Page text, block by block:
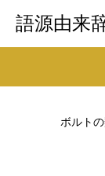
語源由来
ボルト